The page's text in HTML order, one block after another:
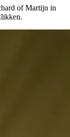
of Martijn in